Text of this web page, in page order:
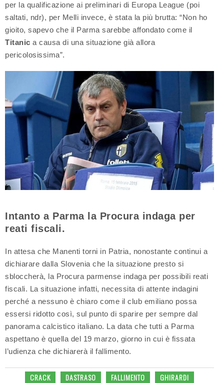
per la qualificazione ai preliminari di Europa League (poi
saltati, ndr), per Melli invece, è stata la più brutta: “Non ho
gioito, sapevo che il Parma sarebbe affondato come il
Titanic a causa di una situazione già allora
pericolosissima”.
Intanto a Parma la Procura indaga per
reati fiscali.
In attesa che Manenti torni in Patria, nonostante continui a
dichiarare dalla Slovenia che la situazione presto si
sbloccherà, la Procura parmense indaga per possibili reati
fiscali. La situazione infatti, necessita di attente indagini
perché a nessuno è chiaro come il club emiliano possa
essersi ridotto così, sul punto di sparire per sempre dal
panorama calcistico italiano. La data che tutti a Parma
aspettano è quella del 19 marzo, giorno in cui è fissata
l’udienza che dichiarerà il fallimento.
CRACK DASTRASO FALLIMENTO
GHIRARDI